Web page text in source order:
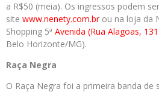
a R$50 (meia). Os ingressos podem
site www.nenety.com.brou na loja da
Shopping 5ª Avenida (Rua Alagoas,
Belo Horizonte/MG).
Raça Negra
O Raça Negra foi a primeira banda